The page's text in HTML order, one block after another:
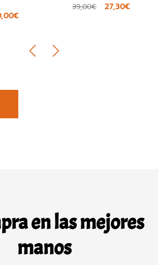
39,00€ 27,30€
en las mejores
manos